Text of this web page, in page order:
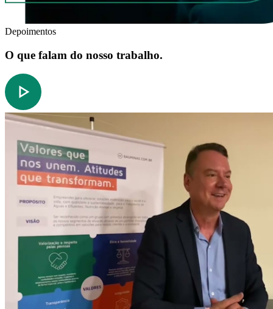
Depoimentos
O que falam do nosso trabalho.